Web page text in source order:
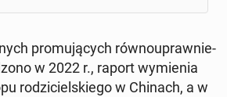
pro­mu­ją­cych rów­no­upraw­nie­
w 2022 r., raport wy­mie­nia
ro­dzi­ciel­skie­go w Chinach, a w